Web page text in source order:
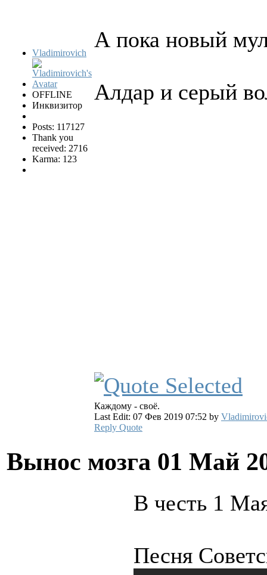
Vladimirovich
OFFLINE
Инквизитор
Posts: 117127
Thank you
received: 2716
Karma: 123
А пока новый
Алдар и серый
Каждому - своё.
Last Edit: 07 Фев 2019 07:52 by
Reply Quote
Вынос мозга 01 Май
В честь 1
Песня